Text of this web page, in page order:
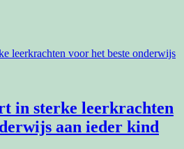
in sterke leerkrachten
aan ieder kind